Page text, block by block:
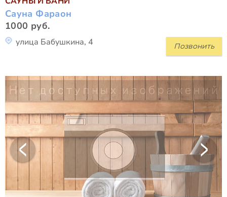
Сауна Фараон
1000 руб.
Позвонить
улица Бабушкина, 4